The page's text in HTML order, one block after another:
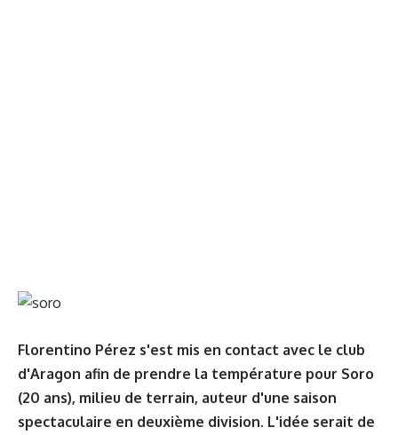
Florentino Pérez s'est mis en contact avec le club
d'Aragon afin de prendre la température pour Soro
(20 ans), milieu de terrain, auteur d'une saison
spectaculaire en deuxième division. L'idée serait de